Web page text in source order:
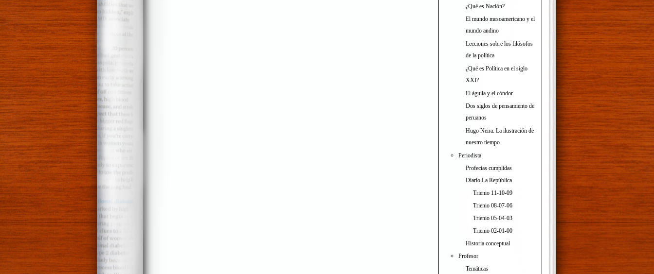
¿Qué es Nación?
El mundo mesoamericano y el
mundo andino
Lecciones sobre los filósofos
de la política
¿Qué es Política en el siglo
XXI?
El águila y el cóndor
Dos siglos de pensamiento de
peruanos
Hugo Neira: La ilustración de
nuestro tiempo
Periodista
Profecías cumplidas
Diario La República
Trienio 11-10-09
Trienio 08-07-06
Trienio 05-04-03
Trienio 02-01-00
Historia conceptual
Profesor
Temáticas